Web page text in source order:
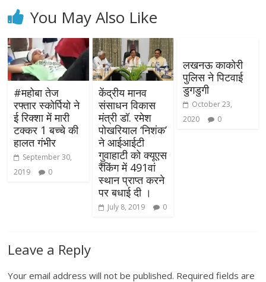
You May Also Like
#महोबा तेज
रफ्तार स्कोर्पियो ने
ई रिक्शा में मारी
टक्कर 1 बच्चे की
हालत गंभीर
September 30,
2019
0
केंद्रीय मानव
संसाधन विकास
मंत्री डॉ. रमेश
पोखरियाल ‘निशंक’
ने आईआईटी
गुवाहाटी को क्यूएस
रैंकिंग में 491वां
स्थान प्राप्त करने
पर बधाई दी ।
July 8, 2019 0
लखनऊ काकोरी
पुलिस ने पिटवाई
डुगडुगी
October 23,
2020
0
Leave a Reply
Your email address will not be published. Required fields are